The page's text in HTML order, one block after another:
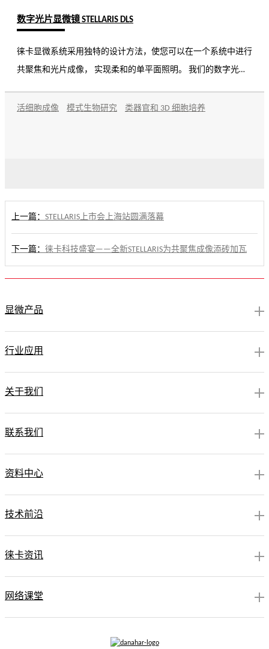
数字光片显微镜 STELLARIS DLS
徕卡显微系统采用独特的设计方法，使您可以在一个系统中进行
共聚焦和光片成像， 实现柔和的单平面照明。 我们的数字光片
系统中，也可以作为两种系统的升级。 这样，您就可以受益于
活细胞成像 模式生物研究 类器官和 3D 细胞培养
上一篇： STELLARIS上市会上海站圆满落幕
下一篇： 徕卡科技盛宴——全新STELLARIS为共聚焦成像添砖加瓦
显微产品
行业应用
关于我们
联系我们
资料中心
技术前沿
徕卡资讯
网络课堂